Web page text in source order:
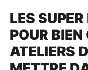
LES
POUR
ATELIERS